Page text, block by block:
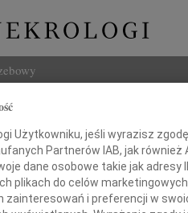
Użytkowniku, jeśli wyrazisz
Partnerów IAB, jak również
dane osobowe takie jak adresy
plikach do celów
zainteresowań i preferencji w